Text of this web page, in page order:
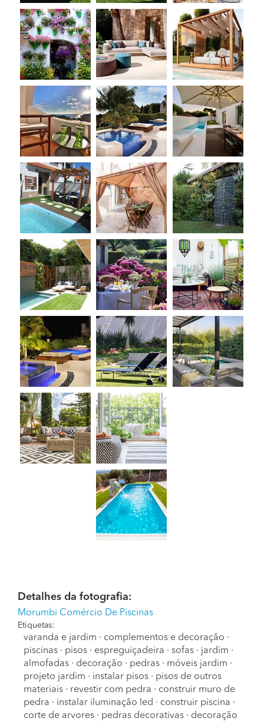
Detalhes da fotografia:
Morumbi Comércio De Piscinas
Etiquetas:
varanda e jardim · complementos e decoração ·
piscinas · pisos · espreguiçadeira · sofas · jardim ·
almofadas · decoração · pedras · móveis jardim ·
projeto jardim · instalar pisos · pisos de outros
materiais · revestir com pedra · construir muro de
pedra · instalar iluminação led · construir piscina ·
corte de arvores · pedras decorativas · decoração